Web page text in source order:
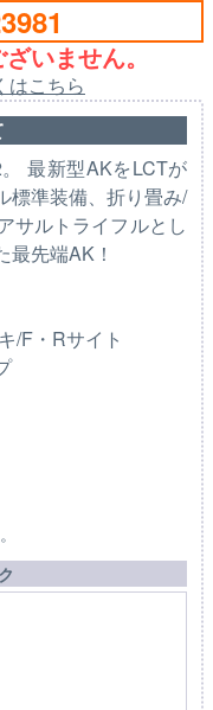
いません。
はこちら
最新型AKをLCTが
標準装備、折り畳み/
サルトライフルとし
先端AK！
/F・Rサイト